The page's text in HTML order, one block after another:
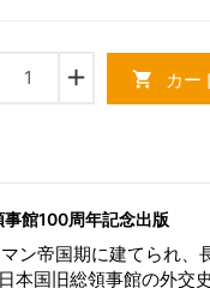
add shopping_cart カー
館100周年記念出版
ン帝国期に建てられ、
本国旧総領事館の外交